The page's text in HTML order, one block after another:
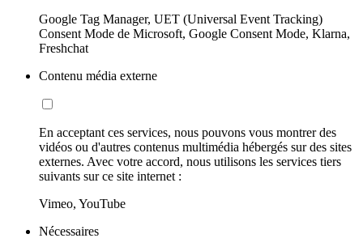
Google Tag Manager, UET (Universal Event Tracking)
Consent Mode de Microsoft, Google Consent Mode, Klarna,
Freshchat
Contenu média externe
En acceptant ces services, nous pouvons vous montrer des
vidéos ou d'autres contenus multimédia hébergés sur des sites
externes. Avec votre accord, nous utilisons les services tiers
suivants sur ce site internet :
Vimeo, YouTube
Nécessaires